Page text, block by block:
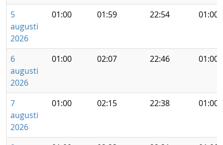
5
augusti
2026
01:00 01:59 22:54 01:00
6
augusti
2026
01:00 02:07 22:46 01:00
7
augusti
2026
01:00 02:15 22:38 01:00